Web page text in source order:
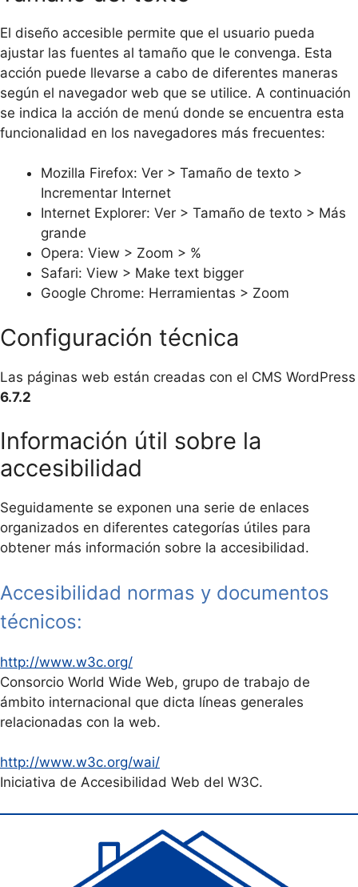
El diseño accesible permite que el usuario pueda
ajustar las fuentes al tamaño que le convenga. Esta
acción puede llevarse a cabo de diferentes maneras
según el navegador web que se utilice. A continuación
se indica la acción de menú donde se encuentra esta
funcionalidad en los navegadores más frecuentes:
Mozilla Firefox: Ver > Tamaño de texto >
Incrementar Internet
Internet Explorer: Ver > Tamaño de texto > Más
grande
Opera: View > Zoom > %
Safari: View > Make text bigger
Google Chrome: Herramientas > Zoom
Configuración técnica
Las páginas web están creadas con el CMS WordPress
6.7.2
Información útil sobre la
accesibilidad
Seguidamente se exponen una serie de enlaces
organizados en diferentes categorías útiles para
obtener más información sobre la accesibilidad.
Accesibilidad normas y documentos
técnicos:
http://www.w3c.org/
Consorcio World Wide Web, grupo de trabajo de
ámbito internacional que dicta líneas generales
relacionadas con la web.
http://www.w3c.org/wai/
Iniciativa de Accesibilidad Web del W3C.